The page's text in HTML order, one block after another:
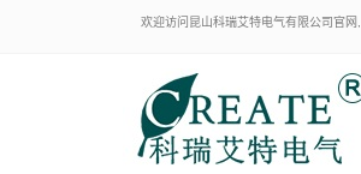
欢迎访问昆山科瑞艾特电气有限公司官